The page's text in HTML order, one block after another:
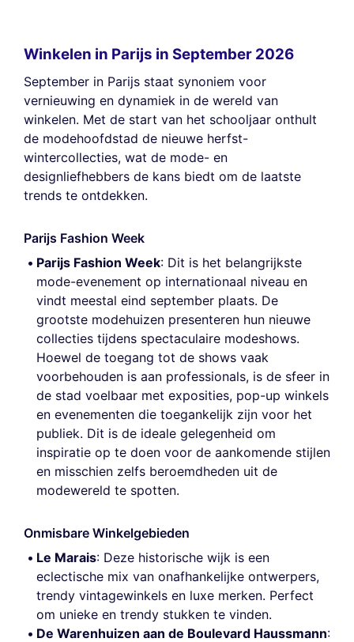
Winkelen in Parijs in September 2026
September in Parijs staat synoniem voor
vernieuwing en dynamiek in de wereld van
winkelen. Met de start van het schooljaar onthult
de modehoofdstad de nieuwe herfst-
wintercollecties, wat de mode- en
designliefhebbers de kans biedt om de laatste
trends te ontdekken.
Parijs Fashion Week
Parijs Fashion Week: Dit is het belangrijkste
mode-evenement op internationaal niveau en
vindt meestal eind september plaats. De
grootste modehuizen presenteren hun nieuwe
collecties tijdens spectaculaire modeshows.
Hoewel de toegang tot de shows vaak
voorbehouden is aan professionals, is de sfeer in
de stad voelbaar met exposities, pop-up winkels
en evenementen die toegankelijk zijn voor het
publiek. Dit is de ideale gelegenheid om
inspiratie op te doen voor de aankomende stijlen
en misschien zelfs beroemdheden uit de
modewereld te spotten.
Onmisbare Winkelgebieden
Le Marais: Deze historische wijk is een
eclectische mix van onafhankelijke ontwerpers,
trendy vintagewinkels en luxe merken. Perfect
om unieke en trendy stukken te vinden.
De Warenhuizen aan de Boulevard Haussmann: